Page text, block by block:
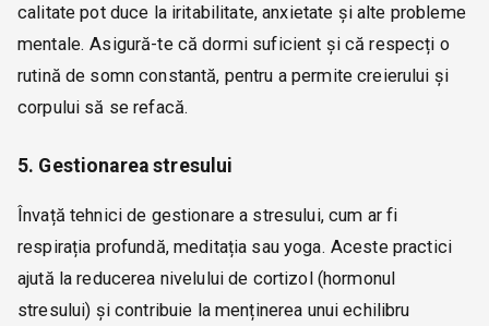
calitate pot duce la iritabilitate, anxietate și alte probleme
mentale. Asigură-te că dormi suficient și că respecți o
rutină de somn constantă, pentru a permite creierului și
corpului să se refacă.
5. Gestionarea stresului
Învață tehnici de gestionare a stresului, cum ar fi
respirația profundă, meditația sau yoga. Aceste practici
ajută la reducerea nivelului de cortizol (hormonul
stresului) și contribuie la menținerea unui echilibru